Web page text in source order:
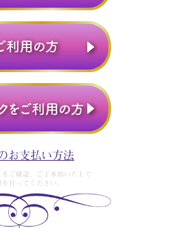
お支払い方法
をご確認、ご了承頂いた上で
行ってください。